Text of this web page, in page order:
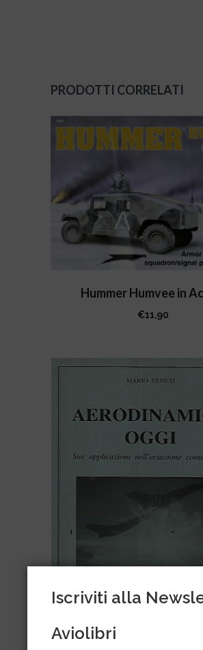
PRODOTTI CORRELATI
Hummer Humvee in
€11,90
Iscriviti alla
Aviolibri